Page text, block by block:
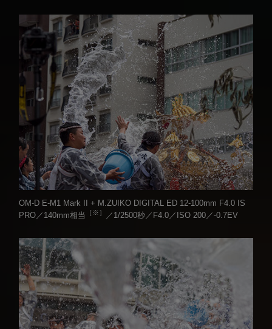
OM-D E-M1 Mark II + M.ZUIKO DIGITAL ED 12-100mm F4.0 IS
PRO／140mm相当
［※］ ／1/2500秒／F4.0／ISO 200／-0.7EV